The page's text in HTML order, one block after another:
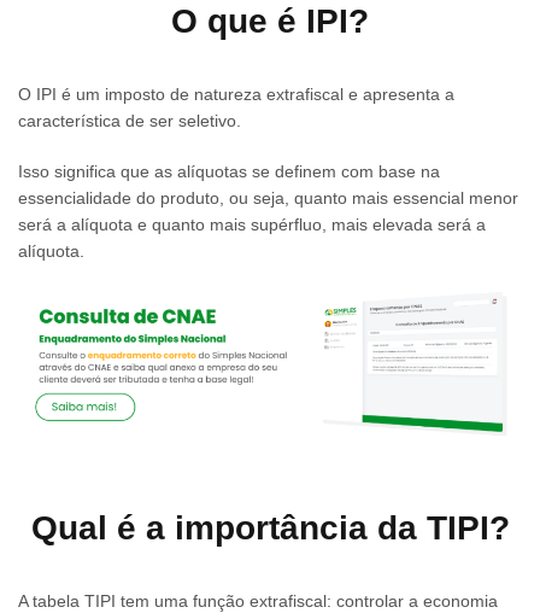
O que é IPI?
O IPI é um imposto de natureza extrafiscal e apresenta a
característica de ser seletivo.
Isso significa que as alíquotas se definem com base na
essencialidade do produto, ou seja, quanto mais essencial menor
será a alíquota e quanto mais supérfluo, mais elevada será a
alíquota.
Qual é a importância da TIPI?
A tabela TIPI tem uma função extrafiscal: controlar a economia